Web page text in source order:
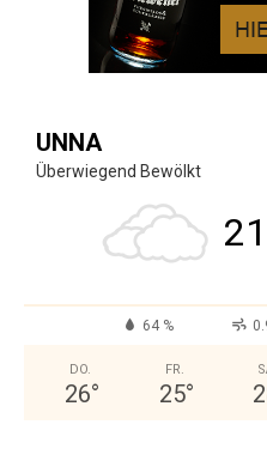
UNNA
Überwiegend Bewölkt
64 %
DO.
26°
FR.
25°